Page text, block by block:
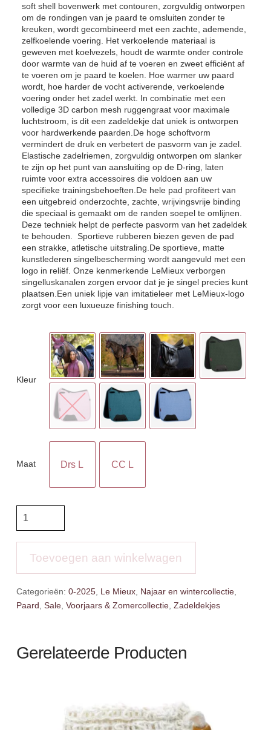
soft shell bovenwerk met contouren, zorgvuldig ontworpen
om de rondingen van je paard te omsluiten zonder te
kreuken, wordt gecombineerd met een zachte, ademende,
zelfkoelende voering. Het verkoelende materiaal is
geweven met koelvezels, houdt de warmte onder controle
door warmte van de huid af te voeren en zweet efficiënt af
te voeren om je paard te koelen. Hoe warmer uw paard
wordt, hoe harder de vocht activerende, verkoelende
voering onder het zadel werkt. In combinatie met een
volledige 3D carbon mesh ruggengraat voor maximale
luchtstroom, is dit een zadeldekje dat uniek is ontworpen
voor hardwerkende paarden.De hoge schoftvorm
vermindert de druk en verbetert de pasvorm van je zadel.
Elastische zadelriemen, zorgvuldig ontworpen om slanker
te zijn op het punt van aansluiting op de D-ring, laten
ruimte voor extra accessoires die voldoen aan uw
specifieke trainingsbehoeften.De hele pad profiteert van
een uitgebreid onderzochte, zachte, wrijvingsvrije binding
die speciaal is gemaakt om de randen soepel te omlijnen.
Deze techniek helpt de perfecte pasvorm van het zadeldek
te behouden. Sportieve rubberen biezen geven de pad
een strakke, atletische uitstraling.De sportieve, matte
kunstlederen singelbescherming wordt aangevuld met een
logo in reliëf. Onze kenmerkende LeMieux verborgen
singelluskanalen zorgen ervoor dat je je singel precies kunt
plaatsen.Een uniek lipje van imitatieleer met LeMieux-logo
zorgt voor een luxueuze finishing touch.
Kleur
Maat Drs L CC L
aantalToevoegen aan winkelwagen
Categorieën: 0-2025, Le Mieux, Najaar en wintercollectie,
Paard, Sale, Voorjaars & Zomercollectie, Zadeldekjes
Gerelateerde Producten